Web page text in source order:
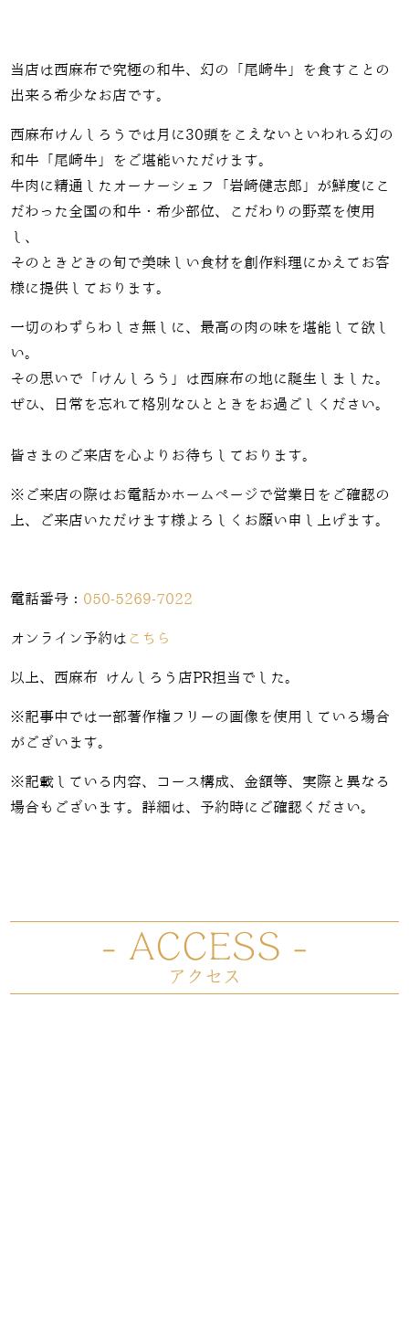
当店は西麻布で究極の和牛、幻の「尾崎牛」を食すことの
出来る希少なお店です。
西麻布けんしろうでは月に30頭をこえないといわれる幻の
和牛「尾崎牛」をご堪能いただけます。
牛肉に精通したオーナーシェフ「岩崎健志郎」が鮮度にこ
だわった全国の和牛・希少部位、こだわりの野菜を使用
し、
そのときどきの旬で美味しい食材を創作料理にかえてお客
様に提供しております。
一切のわずらわしさ無しに、最高の肉の味を堪能して欲し
い。
その思いで「けんしろう」は西麻布の地に誕生しました。
ぜひ、日常を忘れて格別なひとときをお過ごしください。
皆さまのご来店を心よりお待ちしております。
※ご来店の際はお電話かホームページで営業日をご確認の
上、ご来店いただけます様よろしくお願い申し上げます。
電話番号： 050-5269-7022
オンライン予約は こちら
以上、西麻布 けんしろう店PR担当でした。
※記事中では一部著作権フリーの画像を使用している場合
がございます。
※記載している内容、コース構成、金額等、実際と異なる
場合もございます。詳細は、予約時にご確認ください。